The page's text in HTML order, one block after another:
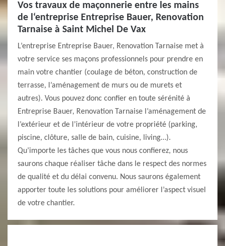
Vos travaux de maçonnerie entre les mains
de l‘entreprise Entreprise Bauer, Renovation
Tarnaise à Saint Michel De Vax
L’entreprise Entreprise Bauer, Renovation Tarnaise met à
votre service ses maçons professionnels pour prendre en
main votre chantier (coulage de béton, construction de
terrasse, l’aménagement de murs ou de murets et
autres). Vous pouvez donc confier en toute sérénité à
Entreprise Bauer, Renovation Tarnaise l’aménagement de
l’extérieur et de l’intérieur de votre propriété (parking,
piscine, clôture, salle de bain, cuisine, living…).
Qu’importe les tâches que vous nous confierez, nous
saurons chaque réaliser tâche dans le respect des normes
de qualité et du délai convenu. Nous saurons également
apporter toute les solutions pour améliorer l’aspect visuel
de votre chantier.